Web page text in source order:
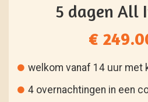
5 dagen All
€
welkom vanaf 14 uur met
4 overnachtingen in een